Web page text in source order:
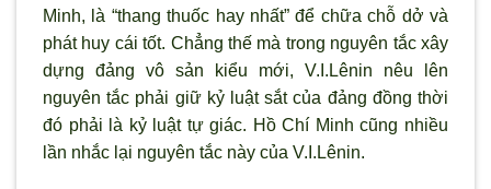
Minh, là “thang thuốc hay nhất” để chữa chỗ dở và
phát huy cái tốt. Chẳng thế mà trong nguyên tắc xây
dựng đảng vô sản kiểu mới, V.I.Lênin nêu lên
nguyên tắc phải giữ kỷ luật sắt của đảng đồng thời
đó phải là kỷ luật tự giác. Hồ Chí Minh cũng nhiều
lần nhắc lại nguyên tắc này của V.I.Lênin.